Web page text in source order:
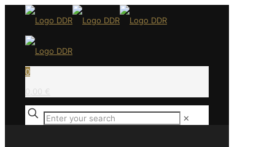
0
0,00 €
✕